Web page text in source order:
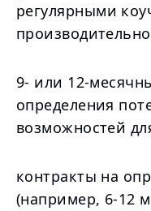
регулярными
9- или 12-
определения
возможностей
контракты на
(например, 6-12